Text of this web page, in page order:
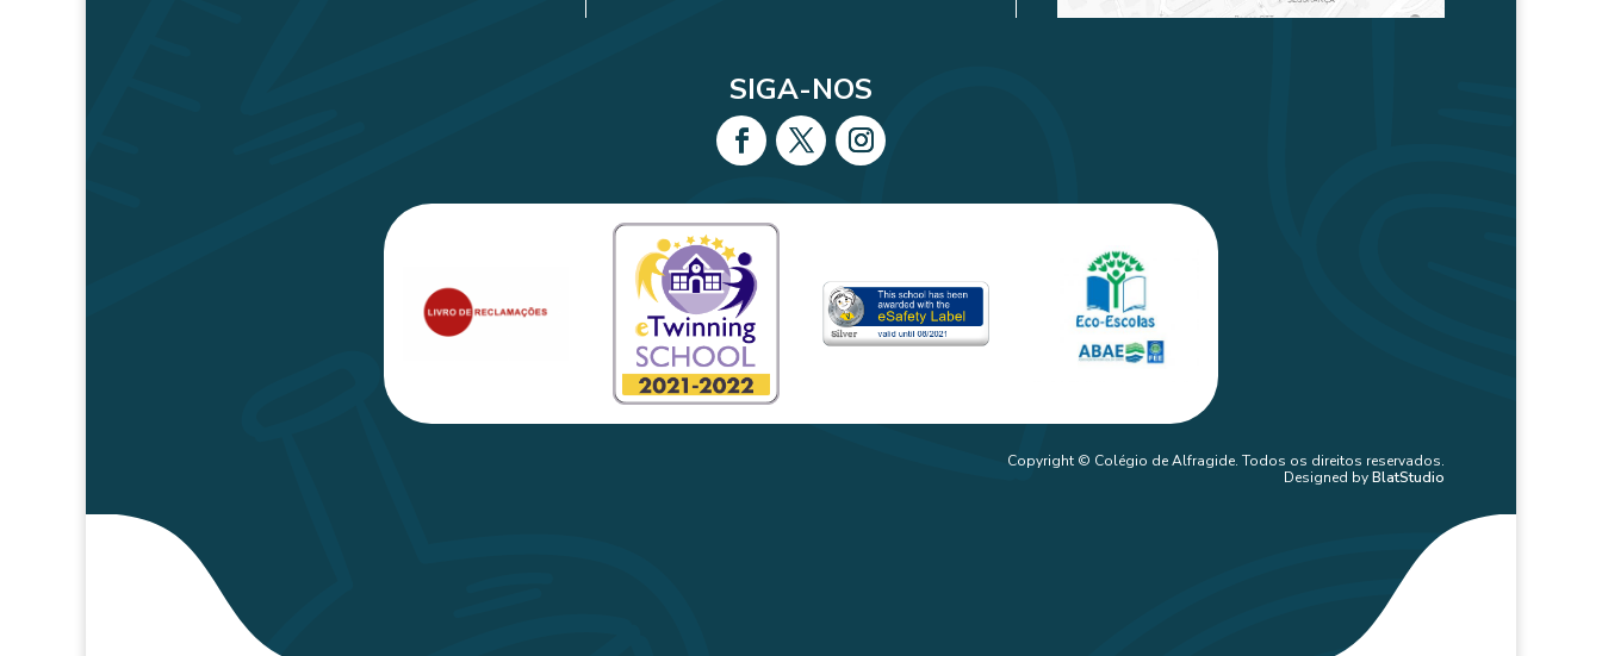
SIGA-NOS
Copyright © Colégio de Alfragide. Todos os direitos reservados.
Designed byBlatStudio